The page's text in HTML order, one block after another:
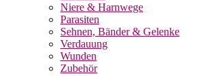
Niere & Harnwege
Parasiten
Sehnen, Bänder & Gelenke
Verdauung
Wunden
Zubehör